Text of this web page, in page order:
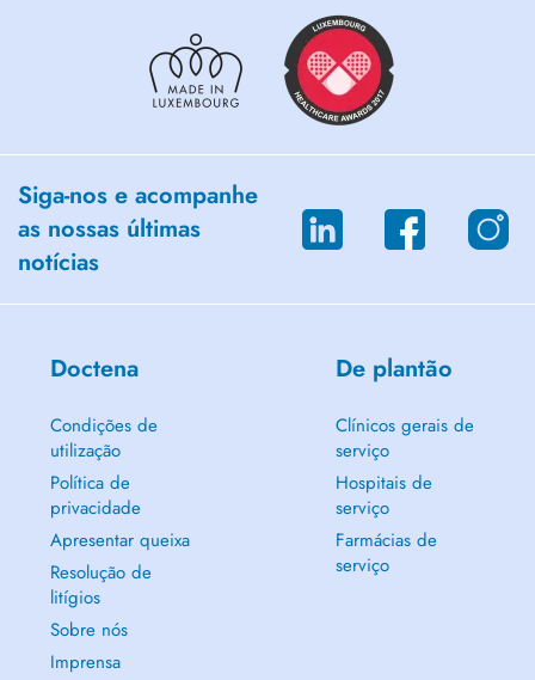
Siga-nos e acompanhe
as nossas últimas
notícias
Doctena
Condições de
utilização
Política de
privacidade
Apresentar queixa
Resolução de
litígios
Sobre nós
Imprensa
De plantão
Clínicos gerais de
serviço
Hospitais de
serviço
Farmácias de
serviço